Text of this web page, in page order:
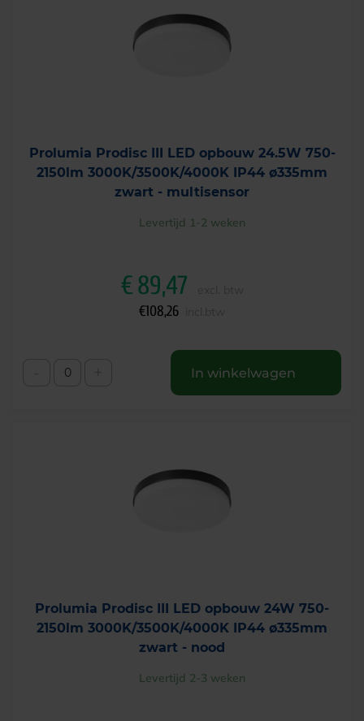
Prolumia Prodisc III LED opbouw 24.5W 750-
2150lm 3000K/3500K/4000K IP44 ø335mm
zwart - multisensor
Levertijd 1-2 weken
€89,47
€108,26
In winkelwagen
Prolumia Prodisc III LED opbouw 24W 750-
2150lm 3000K/3500K/4000K IP44 ø335mm
zwart - nood
Levertijd 2-3 weken